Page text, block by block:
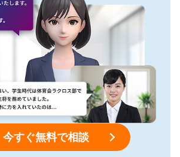
今すぐ無料で相談